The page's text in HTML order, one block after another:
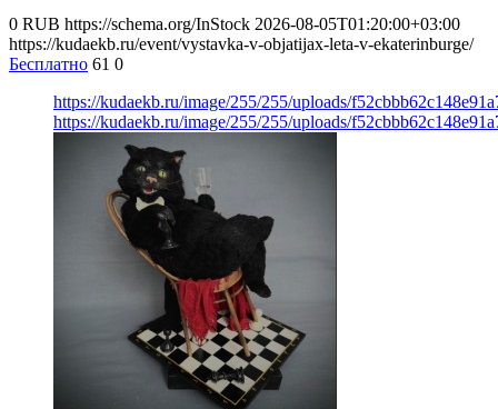
0 RUB https://schema.org/InStock 2026-08-05T01:20:00+03:00
https://kudaekb.ru/event/vystavka-v-objatijax-leta-v-ekaterinburge/
Бесплатно 61 0
https://kudaekb.ru/image/255/255/uploads/
https://kudaekb.ru/image/255/255/uploads/